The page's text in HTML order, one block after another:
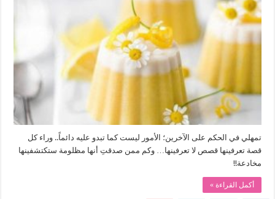
تمهلي في الحكم على الآخرين؛ الأمور ليست كما تبدو عليه دائماً.. وراء كل
قصة تعرفينها قصص لا تعرفينها… وكم ممن صدقتِ أنها مظلومة ستكتشفينها
مخادعة!!
أكمل القراءة »